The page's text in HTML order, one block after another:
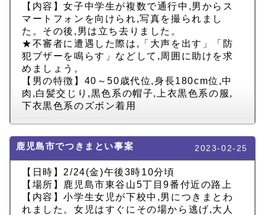
【内容】女子中学生が複数で通行中,男からス
マートフォンを向けられ,写真を撮られまし
た。その後,男は立ち去りました。
★不審者に遭遇した際は,「大声を出す」「防
犯ブザーを鳴らす」などして,周囲に助けを求
めましょう。
【男の特徴】40～50歳代位,身長180cm位,中
肉,白髪交じり,黒色系の帽子,上衣黒色系の服,
下衣黒色系のズボン着用
鹿児島市でつきまとい事案 2023-02-25
【日時】2/24(金)午後3時10分頃
【場所】鹿児島市東谷山5丁目9番付近の路上
【内容】小学生女児が下校中,男につきまとわ
れました。女児はすぐにその場から逃げ,大人